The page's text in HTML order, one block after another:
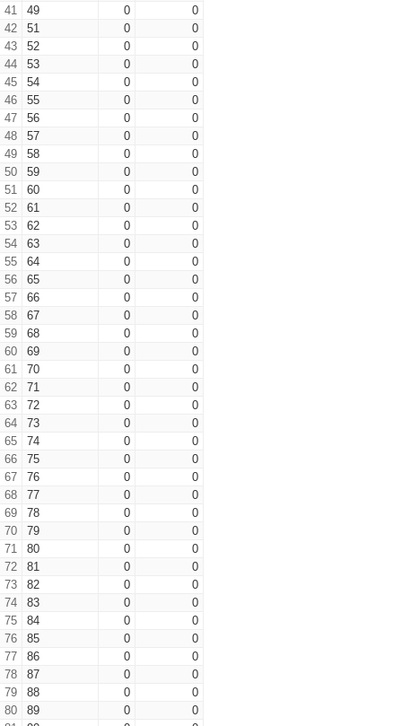
41
49 0
0
42
51 0
0
43
52 0
0
44
53 0
0
45
54 0
0
46
55 0
0
47
56 0
0
48
57 0
0
49
58 0
0
50
59 0
0
51
60 0
0
52
61 0
0
53
62 0
0
54
63 0
0
55
64 0
0
56
65 0
0
57
66 0
0
58
67 0
0
59
68 0
0
60
69 0
0
61
70 0
0
62
71 0
0
63
72 0
0
64
73 0
0
65
74 0
0
66
75 0
0
67
76 0
0
68
77 0
0
69
78 0
0
70
79 0
0
71
80 0
0
72
81 0
0
73
82 0
0
74
83 0
0
75
84 0
0
76
85 0
0
77
86 0
0
78
87 0
0
79
88 0
0
80
89 0
0